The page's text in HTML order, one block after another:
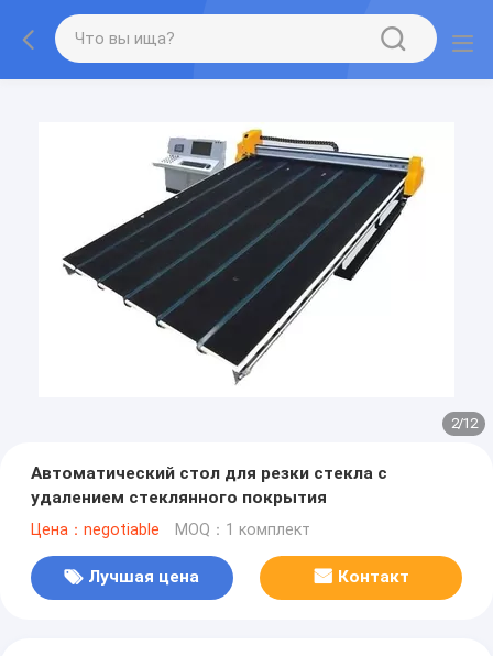
2/12
Автоматический стол для резки стекла с
удалением стеклянного покрытия
Цена：negotiable MOQ：1 комплект
Лучшая цена Контакт